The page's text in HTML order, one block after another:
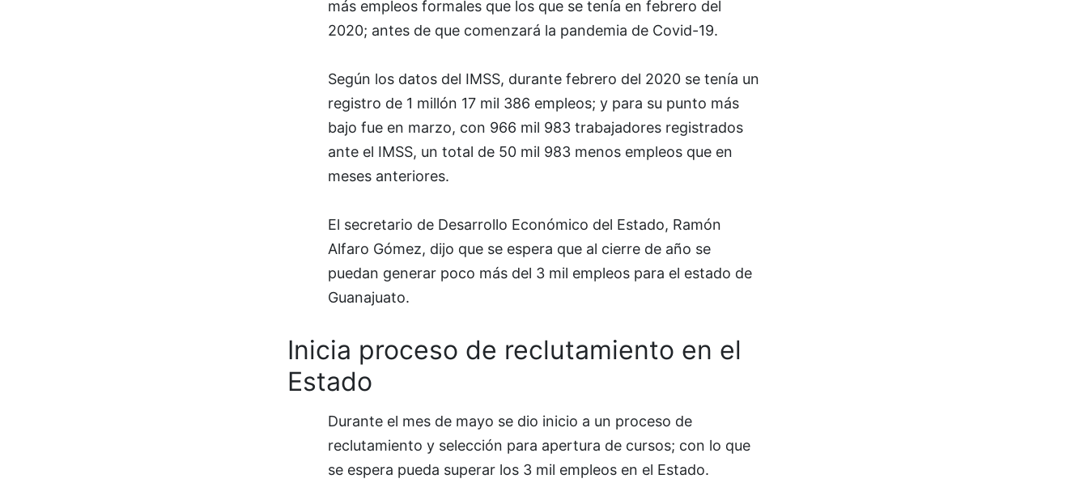
más empleos formales que los que se tenía en febrero del
2020; antes de que comenzará la pandemia de Covid-19.
Según los datos del IMSS, durante febrero del 2020 se tenía un
registro de 1 millón 17 mil 386 empleos; y para su punto más
bajo fue en marzo, con 966 mil 983 trabajadores registrados
ante el IMSS, un total de 50 mil 983 menos empleos que en
meses anteriores.
El secretario de Desarrollo Económico del Estado, Ramón
Alfaro Gómez, dijo que se espera que al cierre de año se
puedan generar poco más del 3 mil empleos para el estado de
Guanajuato.
Inicia proceso de reclutamiento en el
Estado
Durante el mes de mayo se dio inicio a un proceso de
reclutamiento y selección para apertura de cursos; con lo que
se espera pueda superar los 3 mil empleos en el Estado.